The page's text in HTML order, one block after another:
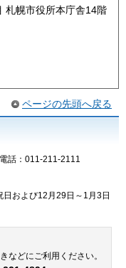
札幌市役所本庁舎14階
ページの先頭へ戻る
話：011-211-2111
および12月29日～1月3日
などにご利用ください。